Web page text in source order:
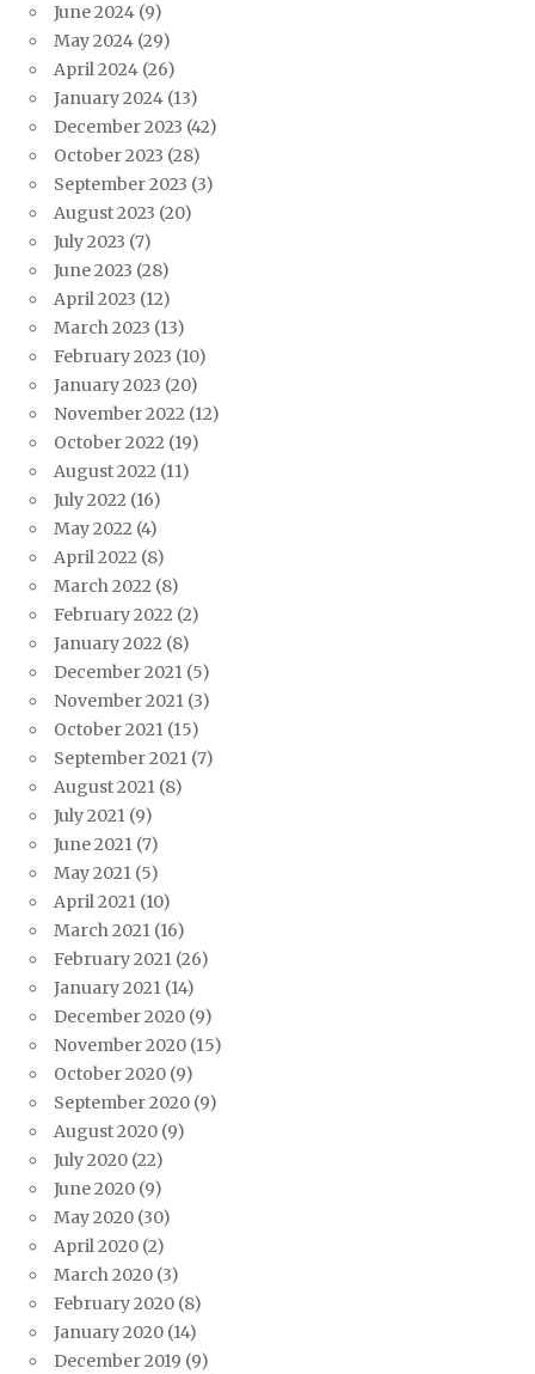
June 2024 (9)
May 2024 (29)
April 2024 (26)
January 2024 (13)
December 2023 (42)
October 2023 (28)
September 2023 (3)
August 2023 (20)
July 2023 (7)
June 2023 (28)
April 2023 (12)
March 2023 (13)
February 2023 (10)
January 2023 (20)
November 2022 (12)
October 2022 (19)
August 2022 (11)
July 2022 (16)
May 2022 (4)
April 2022 (8)
March 2022 (8)
February 2022 (2)
January 2022 (8)
December 2021 (5)
November 2021 (3)
October 2021 (15)
September 2021 (7)
August 2021 (8)
July 2021 (9)
June 2021 (7)
May 2021 (5)
April 2021 (10)
March 2021 (16)
February 2021 (26)
January 2021 (14)
December 2020 (9)
November 2020 (15)
October 2020 (9)
September 2020 (9)
August 2020 (9)
July 2020 (22)
June 2020 (9)
May 2020 (30)
April 2020 (2)
March 2020 (3)
February 2020 (8)
January 2020 (14)
December 2019 (9)